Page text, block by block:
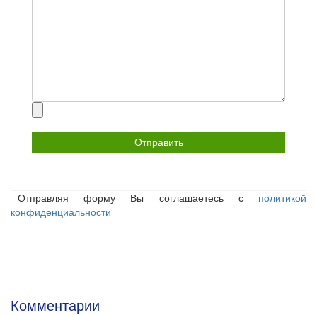
Отправляя форму Вы соглашаетесь с политикой
конфиденциальности
Комментарии